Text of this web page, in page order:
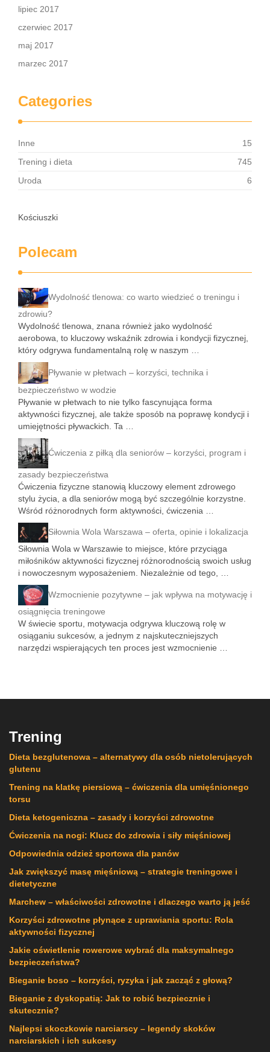
lipiec 2017
czerwiec 2017
maj 2017
marzec 2017
Categories
Inne
15
Trening i dieta
745
Uroda
6
Kościuszki
Polecam
Wydolność tlenowa: co warto wiedzieć o treningu i
zdrowiu?
Wydolność tlenowa, znana również jako wydolność
aerobowa, to kluczowy wskaźnik zdrowia i kondycji fizycznej,
który odgrywa fundamentalną rolę w naszym …
Pływanie w płetwach – korzyści, technika i
bezpieczeństwo w wodzie
Pływanie w płetwach to nie tylko fascynująca forma
aktywności fizycznej, ale także sposób na poprawę kondycji i
umiejętności pływackich. Ta …
Ćwiczenia z piłką dla seniorów – korzyści, program i
zasady bezpieczeństwa
Ćwiczenia fizyczne stanowią kluczowy element zdrowego
stylu życia, a dla seniorów mogą być szczególnie korzystne.
Wśród różnorodnych form aktywności, ćwiczenia …
Siłownia Wola Warszawa – oferta, opinie i lokalizacja
Siłownia Wola w Warszawie to miejsce, które przyciąga
miłośników aktywności fizycznej różnorodnością swoich usług
i nowoczesnym wyposażeniem. Niezależnie od tego, …
Wzmocnienie pozytywne – jak wpływa na motywację i
osiągnięcia treningowe
W świecie sportu, motywacja odgrywa kluczową rolę w
osiąganiu sukcesów, a jednym z najskuteczniejszych
narzędzi wspierających ten proces jest wzmocnienie …
Trening
Dieta bezglutenowa – alternatywy dla osób nietolerujących
glutenu
Trening na klatkę piersiową – ćwiczenia dla umięśnionego
torsu
Dieta ketogeniczna – zasady i korzyści zdrowotne
Ćwiczenia na nogi: Klucz do zdrowia i siły mięśniowej
Odpowiednia odzież sportowa dla panów
Jak zwiększyć masę mięśniową – strategie treningowe i
dietetyczne
Marchew – właściwości zdrowotne i dlaczego warto ją jeść
Korzyści zdrowotne płynące z uprawiania sportu: Rola
aktywności fizycznej
Jakie oświetlenie rowerowe wybrać dla maksymalnego
bezpieczeństwa?
Bieganie boso – korzyści, ryzyka i jak zacząć z głową?
Bieganie z dyskopatią: Jak to robić bezpiecznie i
skutecznie?
Najlepsi skoczkowie narciarscy – legendy skoków
narciarskich i ich sukcesy